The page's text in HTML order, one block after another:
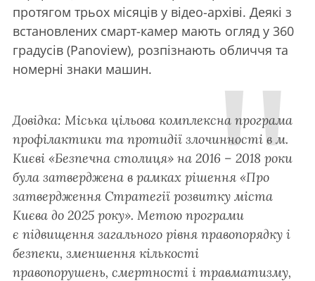
протягом трьох місяців у відео-архіві. Деякі з
встановлених смарт-камер мають огляд у 360
градусів (Panoview), розпізнають обличчя та
номерні знаки машин.
Довідка: Міська цільова комплексна програма
профілактики та протидії злочинності в м.
Києві «Безпечна столиця» на 2016 – 2018 роки
була затверджена в рамках рішення «Про
затвердження Стратегії розвитку міста
Києва до 2025 року». Метою програми
є підвищення загального рівня правопорядку і
безпеки, зменшення кількості
правопорушень, смертності і травматизму,